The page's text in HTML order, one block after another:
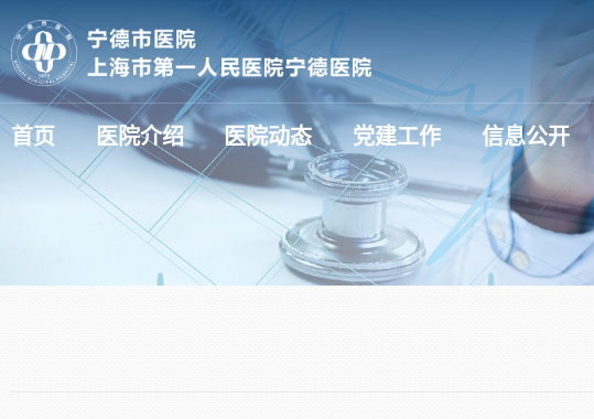
首页 医院介绍 医院动态 党建工作 信息公开